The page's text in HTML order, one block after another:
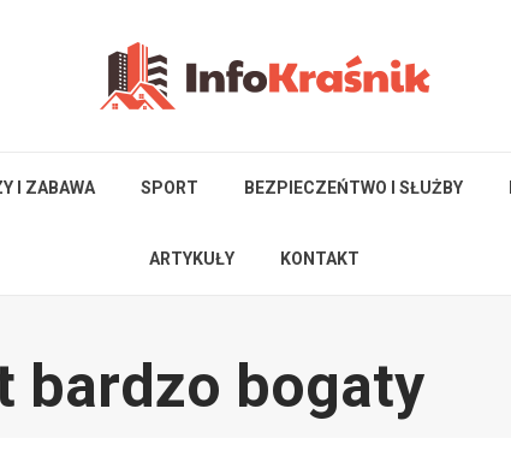
I ZABAWA SPORT BEZPIECZEŃTWO I SŁUŻBY
ARTYKUŁY KONTAKT
bardzo bogaty